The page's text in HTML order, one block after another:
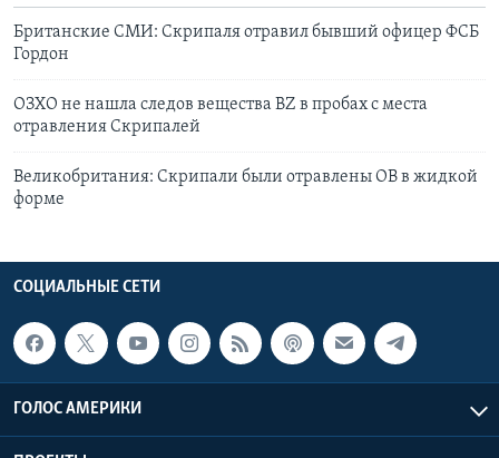
Британские СМИ: Скрипаля отравил бывший офицер ФСБ
Гордон
ОЗХО не нашла следов вещества BZ в пробах с места
отравления Скрипалей
Великобритания: Скрипали были отравлены ОВ в жидкой
форме
СОЦИАЛЬНЫЕ СЕТИ
ГОЛОС АМЕРИКИ